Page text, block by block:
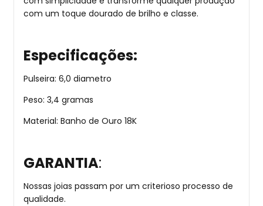
com um toque dourado de brilho e classe.
Especificações:
Pulseira: 6,0 diametro
Peso: 3,4 gramas
Material: Banho de Ouro 18K
GARANTIA:
Nossas joias passam por um criterioso processo de
qualidade.